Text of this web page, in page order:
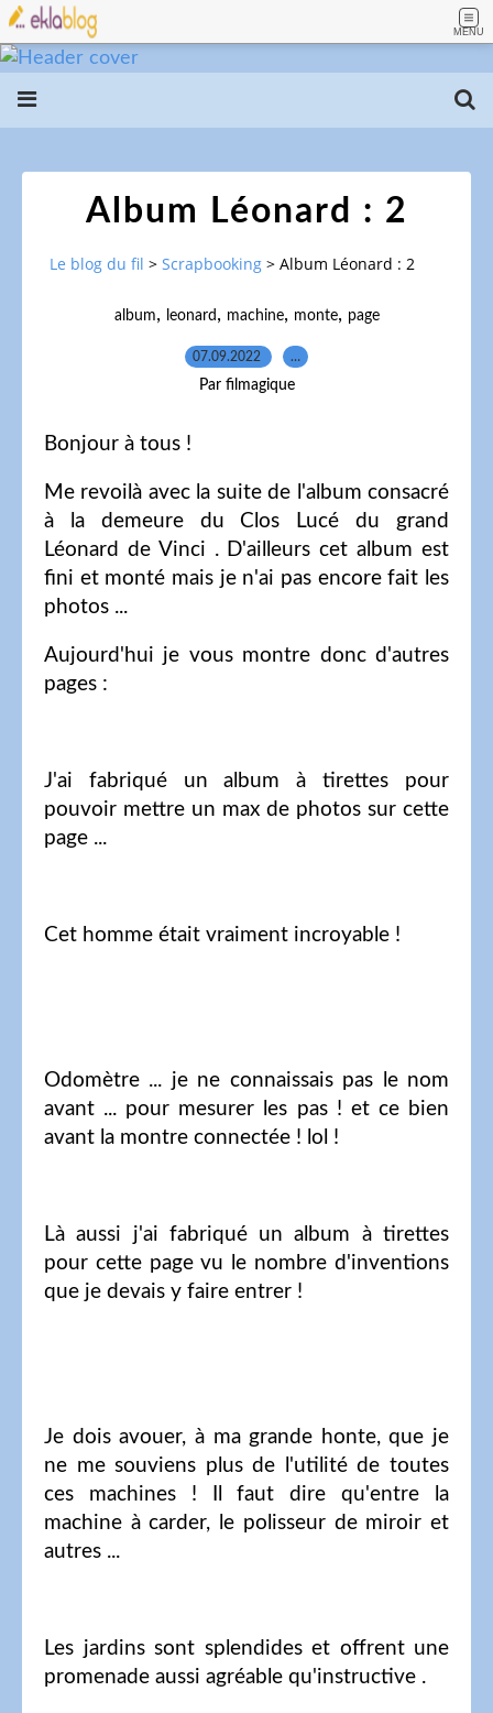
MENU
Album Léonard : 2
Le blog du fil > Scrapbooking > Album Léonard : 2
album, leonard , machine, monte, page
07.09.2022 …
Par filmagique
Bonjour à tous !
Me revoilà avec la suite de l'album consacré
à la demeure du Clos Lucé du grand
Léonard de Vinci . D'ailleurs cet album est
fini et monté mais je n'ai pas encore fait les
photos ...
Aujourd'hui je vous montre donc d'autres
pages :
J'ai fabriqué un album à tirettes pour
pouvoir mettre un max de photos sur cette
page ...
Cet homme était vraiment incroyable !
Odomètre ... je ne connaissais pas le nom
avant ... pour mesurer les pas ! et ce bien
avant la montre connectée ! lol !
Là aussi j'ai fabriqué un album à tirettes
pour cette page vu le nombre d'inventions
que je devais y faire entrer !
Je dois avouer, à ma grande honte, que je
ne me souviens plus de l'utilité de toutes
ces machines ! Il faut dire qu'entre la
machine à carder, le polisseur de miroir et
autres ...
Les jardins sont splendides et offrent une
promenade aussi agréable qu'instructive .